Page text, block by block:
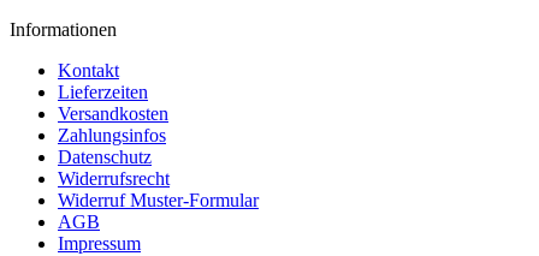
Informationen
Kontakt
Lieferzeiten
Versandkosten
Zahlungsinfos
Datenschutz
Widerrufsrecht
Widerruf Muster-Formular
AGB
Impressum